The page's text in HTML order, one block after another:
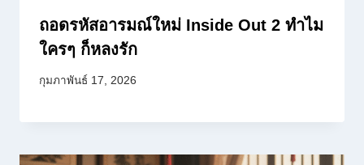
ถอดรหัสอารมณ์ใหม่ Inside Out 2 ทำไม
ใครๆ ก็หลงรัก
กุมภาพันธ์ 17, 2026